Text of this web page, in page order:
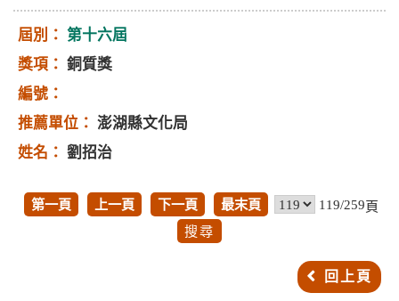
第十六屆
銅質獎
澎湖縣文化局
劉招治
第一頁 上一頁 下一頁 最末頁 119/259頁
回上頁